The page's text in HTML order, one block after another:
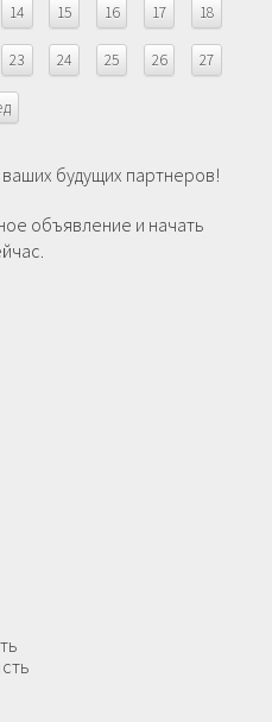
14 15 16 17 18
23 24 25 26 27
будущих партнеров!
объявление и начать